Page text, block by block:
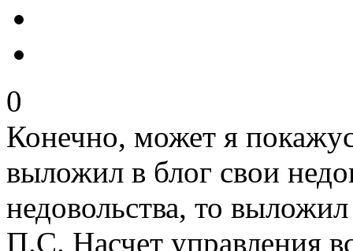
0
Конечно, может я
выложил в блог свои
недовольства, то
П.С. Насчет управления